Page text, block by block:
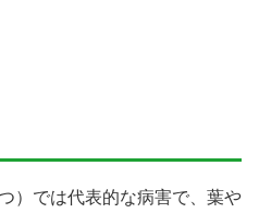
）では代表的な病害で、葉や